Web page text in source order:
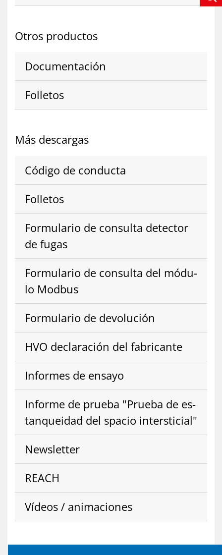
Otros pro­duc­tos
Do­cu­men­ta­ción
Fo­lle­tos
Más des­car­gas
Có­di­go de con­duc­ta
Fo­lle­tos
For­mu­la­rio de con­sul­ta de­tec­tor
de fu­gas
For­mu­la­rio de con­sul­ta del mó­du­
lo Mod­bus
For­mu­la­rio de de­vo­lu­ción
HVO de­cla­ra­ción del fa­bri­can­te
In­for­mes de en­sa­yo
In­for­me de prue­ba "Prue­ba de es­
tan­quei­dad del spa­cio in­ters­ti­cial"
News­letter
REACH
Ví­deos / ani­ma­cio­nes